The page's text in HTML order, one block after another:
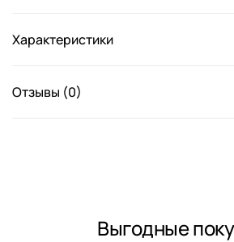
Характеристики
Отзывы (0)
Выгодные